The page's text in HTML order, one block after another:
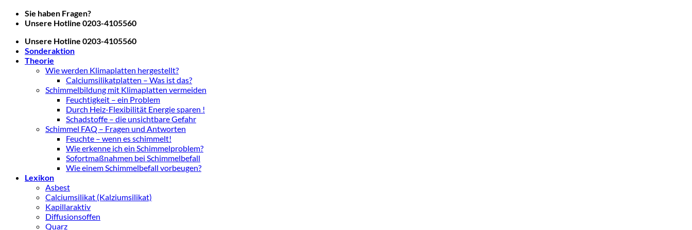
Zum
Inhalt
Sie haben Fragen?
Unsere Hotline 0203-4105560
Unsere Hotline 0203-4105560
Sonderaktion
Theorie
Wie werden Klimaplatten hergestellt?
Calciumsilikatplatten – Was ist das?
Schimmelbildung mit Klimaplatten vermeiden
Feuchtigkeit – ein Problem
Durch Heiz-Flexibilität Energie sparen !
Schadstoffe – die unsichtbare Gefahr
Schimmel FAQ – Fragen und Antworten
Feuchte – wenn es schimmelt!
Wie erkenne ich ein Schimmelproblem?
Sofortmaßnahmen bei Schimmelbefall
Wie einem Schimmelbefall vorbeugen?
Lexikon
Asbest
Calciumsilikat (Kalziumsilikat)
Kapillaraktiv
Diffusionsoffen
Quarz